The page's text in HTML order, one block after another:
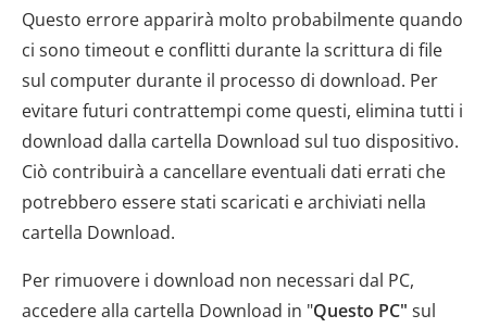
Questo errore apparirà molto probabilmente quando
ci sono timeout e conflitti durante la scrittura di file
sul computer durante il processo di download. Per
evitare futuri contrattempi come questi, elimina tutti i
download dalla cartella Download sul tuo dispositivo.
Ciò contribuirà a cancellare eventuali dati errati che
potrebbero essere stati scaricati e archiviati nella
cartella Download.
Per rimuovere i download non necessari dal PC,
accedere alla cartella Download in "Questo PC" sul